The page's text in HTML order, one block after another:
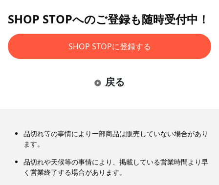
SHOP STOPへのご登録も随時受付中！
SHOP STOPに登録する
戻る
品切れ等の事情により一部商品は販売していない場合があり
ます。
品切れや天候等の事情により、掲載している営業時間より早
く営業終了する場合があります。